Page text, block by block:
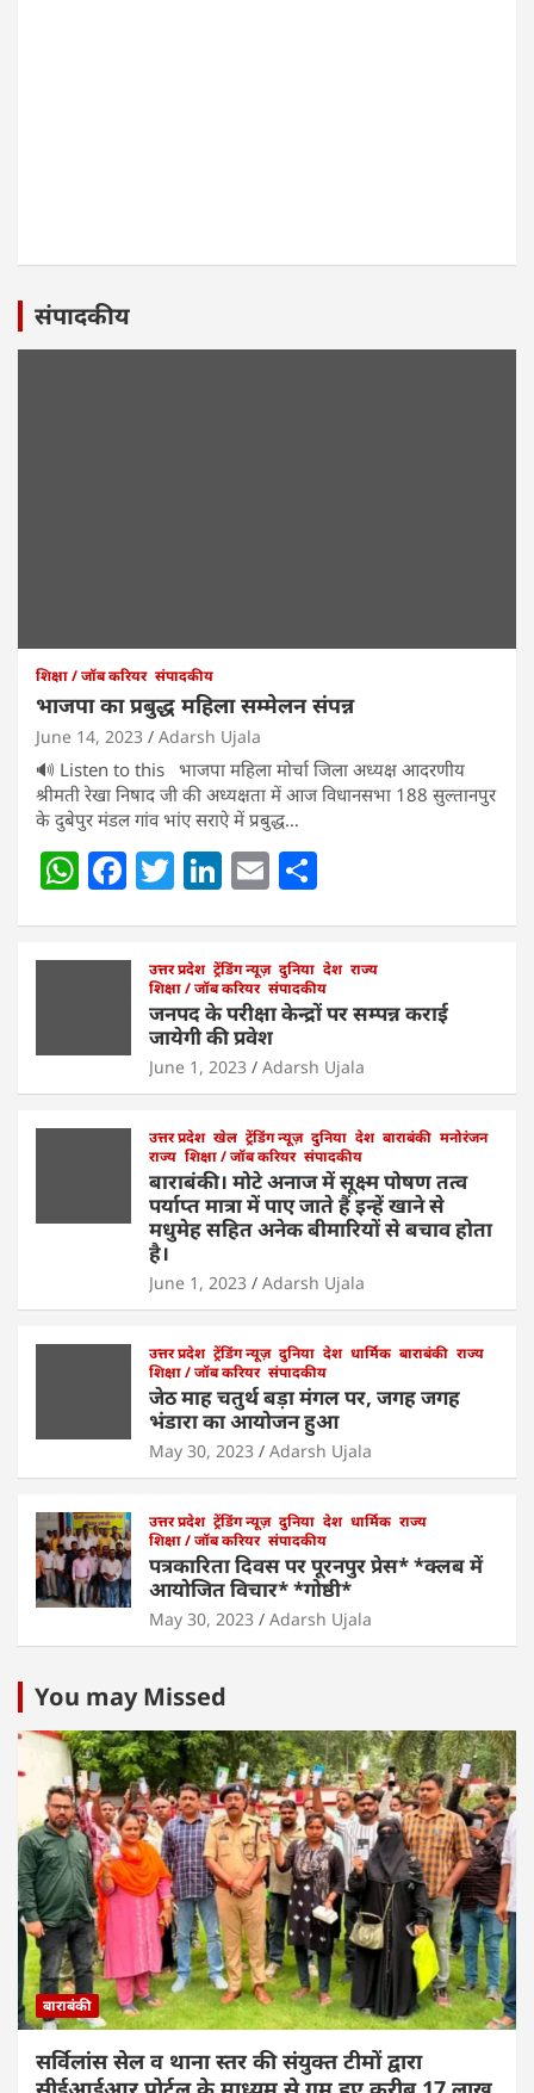
संपादकीय
शिक्षा / जॉब करियर संपादकीय
भाजपा का प्रबुद्ध महिला सम्मेलन संपन्न
June 14, 2023 Adarsh Ujala
🔊 Listen to this भाजपा महिला मोर्चा जिला अध्यक्ष आदरणीय
श्रीमती रेखा निषाद जी की अध्यक्षता में आज विधानसभा 188 सुल्तानपुर
के दुबेपुर मंडल गांव भांए सराऐ में प्रबुद्ध…
W
at
p
p
F
c
b
o
o
k
T
er
Li
e
dI
n
E
l e
उत्तर प्रदेश ट्रेंडिंग न्यूज़ दुनिया देश राज्य
शिक्षा / जॉब करियर संपादकीय
जनपद के परीक्षा केन्द्रों पर सम्पन्न कराई
जायेगी की प्रवेश
June 1, 2023 Adarsh Ujala
उत्तर प्रदेश खेल ट्रेंडिंग न्यूज़ दुनिया देश बाराबंकी मनोरंजन
राज्य शिक्षा / जॉब करियर संपादकीय
बाराबंकी। मोटे अनाज में सूक्ष्म पोषण तत्व
पर्याप्त मात्रा में पाए जाते हैं इन्हें खाने से
मधुमेह सहित अनेक बीमारियों से बचाव होता
है।
June 1, 2023 Adarsh Ujala
उत्तर प्रदेश ट्रेंडिंग न्यूज़ दुनिया देश धार्मिक बाराबंकी राज्य
शिक्षा / जॉब करियर संपादकीय
जेठ माह चतुर्थ बड़ा मंगल पर, जगह जगह
भंडारा का आयोजन हुआ
May 30, 2023 Adarsh Ujala
उत्तर प्रदेश ट्रेंडिंग न्यूज़ दुनिया देश धार्मिक राज्य
शिक्षा / जॉब करियर संपादकीय
पत्रकारिता दिवस पर पूरनपुर प्रेस* *क्लब में
आयोजित विचार* *गोष्ठी*
May 30, 2023 Adarsh Ujala
You may Missed
बाराबंकी
सर्विलांस सेल व थाना स्तर की संयुक्त टीमों द्वारा